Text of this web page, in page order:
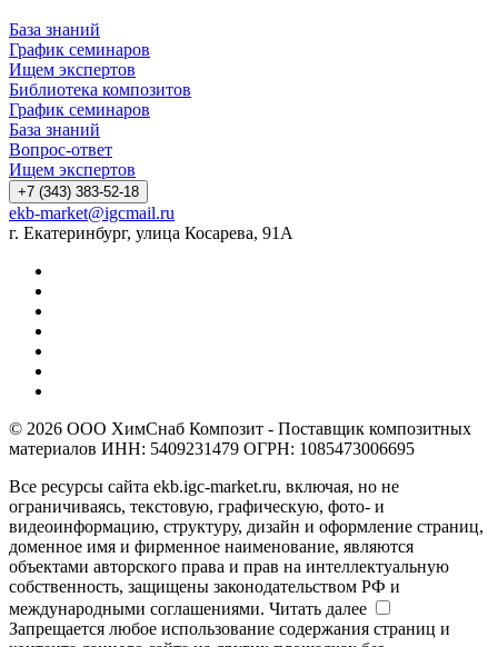
База знаний
График семинаров
Ищем экспертов
Библиотека композитов
График семинаров
База знаний
Вопрос-ответ
Ищем экспертов
+7 (343) 383-52-18
ekb-market@igcmail.ru
г. Екатеринбург, улица Косарева, 91А
© 2026 ООО ХимСнаб Композит - Поставщик композитных
материалов ИНН: 5409231479 ОГРН: 1085473006695
Все ресурсы сайта ekb.igc-market.ru, включая, но не
ограничиваясь, текстовую, графическую, фото- и
видеоинформацию, структуру, дизайн и оформление страниц,
доменное имя и фирменное наименование, являются
объектами авторского права и прав на интеллектуальную
собственность, защищены законодательством РФ и
международными соглашениями. Читать далее
Запрещается любое использование содержания страниц и